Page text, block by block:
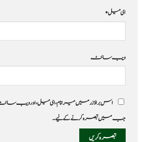
ای میل*
ویب‌ سائٹ
اس براؤزر میں میرا نام، ای میل، اور ویب سائٹ
جب میں تبصرہ کرنے کےلیے۔